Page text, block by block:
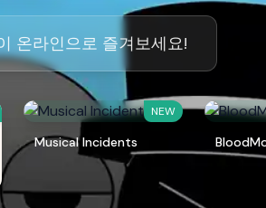
온라인으로 즐겨보세요!
NEW
Musical Incidents